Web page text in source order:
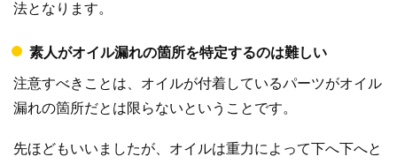
法となります。
素人がオイル漏れの箇所を特定するのは難しい
注意すべきことは、オイルが付着しているパーツがオイル
漏れの箇所だとは限らないということです。
先ほどもいいましたが、オイルは重力によって下へ下へと